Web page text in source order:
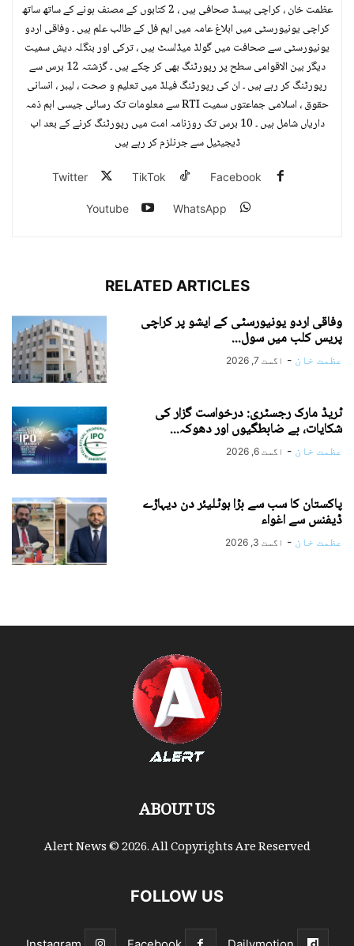
عظمت خان ، کراچی بیسڈ صحافی ہیں ، 2 کتابوں کے مصنف ہونے کے ساتھ ساتھ
کراچی یونیورسٹی میں ابلاغ عامہ میں ایم فل کے طالب علم ہیں ۔ وفاقی اردو
یونیورسٹی سے صحافت میں گولڈ میڈلسٹ ہیں ، ترکی اور بنگلہ دیش سمیت
دیگر بین الاقوامی سطح پر رپورٹنگ بھی کر چکے ہیں ۔ گزشتہ 12 برس سے
رپورٹنگ کر رہے ہیں ۔ ان کی رپورٹنگ فیلڈ میں تعلیم و صحت ، لیبر ، انسانی
حقوق ، اسلامی جماعتوں سمیت RTI سے معلومات تک رسائی جیسی اہم ذمہ
داریاں شامل ہیں ۔ 10 برس تک روزنامہ امت میں رپورٹنگ کرنے کے بعد اب
ڈیجیٹیل سے جرنلزم کر رہے ہیں
Facebook
TikTok
Twitter
WhatsApp
Youtube
RELATED ARTICLES
وفاقی اردو یونیورسٹی کے ایشو پر کراچی
پریس کلب میں سول...
عظمت خان - اگست 7, 2026
ٹریڈ مارک رجسٹری: درخواست گزار کی
شکایات، بے ضابطگیوں اور دھوکہ...
عظمت خان - اگست 6, 2026
پاکستان کا سب سے بڑا ہوٹلیئر دن دیہاڑے
ڈیفنس سے اغواء
عظمت خان - اگست 3, 2026
ABOUT US
Alert News © 2026. All Copyrights Are Reserved
FOLLOW US